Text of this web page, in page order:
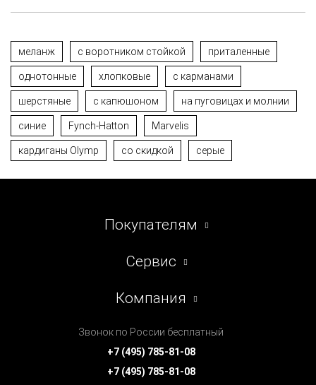
меланж с воротником стойкой приталенные
однотонные хлопковые с карманами
шерстяные с капюшоном на пуговицах и молнии
синие Fynch-Hatton Marvelis
кардиганы Olymp со скидкой серые
Покупателям
Сервис
Компания
Звонок по России бесплатный
+7 (495) 785-81-08
+7 (495) 785-81-08